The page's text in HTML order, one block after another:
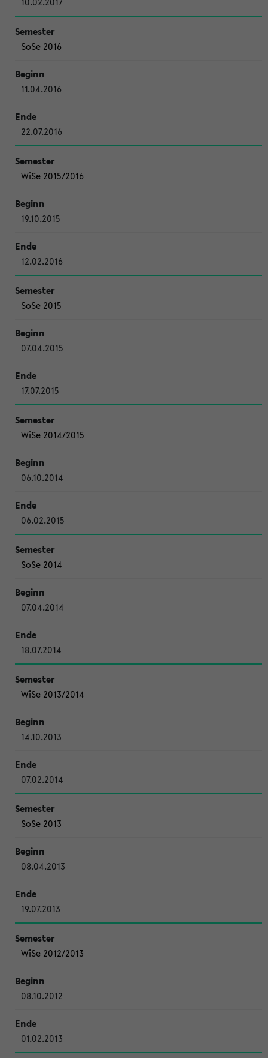
SoSe 2016
11.04.2016
22.07.2016
WiSe 2015/2016
19.10.2015
12.02.2016
SoSe 2015
07.04.2015
17.07.2015
WiSe 2014/2015
06.10.2014
06.02.2015
SoSe 2014
07.04.2014
18.07.2014
WiSe 2013/2014
14.10.2013
07.02.2014
SoSe 2013
08.04.2013
19.07.2013
WiSe 2012/2013
08.10.2012
01.02.2013